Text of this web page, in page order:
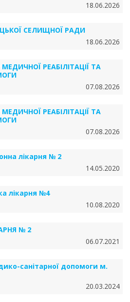
18.06.2026
СЕЛИЩНОЇ РАДИ
18.06.2026
РЕАБІЛІТАЦІЇ ТА
07.08.2026
РЕАБІЛІТАЦІЇ ТА
07.08.2026
лікарня № 2
14.05.2020
лікарня №4
10.08.2020
№ 2
06.07.2021
санітарної допомоги м.
20.03.2024